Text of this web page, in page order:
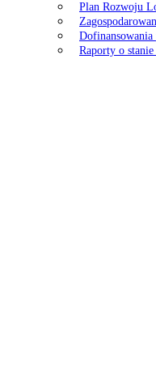
Plan Rozwoju
Raporty o